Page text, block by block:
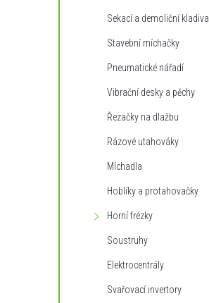
Sekací a demoliční kladiva
Stavební míchačky
Pneumatické nářadí
Vibrační desky a pěchy
Řezačky na dlažbu
Rázové utahováky
Míchadla
Hoblíky a protahovačky
Horní frézky
Soustruhy
Elektrocentrály
Svařovací invertory